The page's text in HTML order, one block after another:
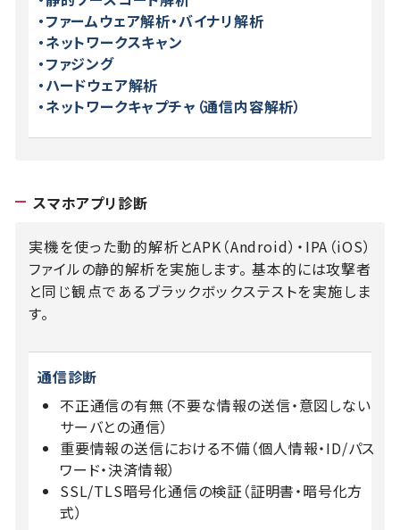
・ファームウェア解析・バイナリ解析
・ネットワークスキャン
・ファジング
・ハードウェア解析
・ネットワークキャプチャ（通信内容解析）
スマホアプリ診断
実機を使った動的解析とAPK（Android）・IPA（iOS）
ファイルの静的解析を実施します。 基本的には攻撃者
と同じ観点であるブラックボックステストを実施しま
す。
通信診断
不正通信の有無（不要な情報の送信・意図しない
サーバとの通信）
重要情報の送信における不備（個人情報・ID/パス
ワード・決済情報）
SSL/TLS暗号化通信の検証（証明書・暗号化方
式）